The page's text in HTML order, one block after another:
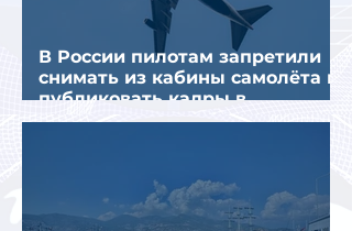
В России пилотам запретили
снимать из кабины самолёта и
публиковать кадры в
интернете